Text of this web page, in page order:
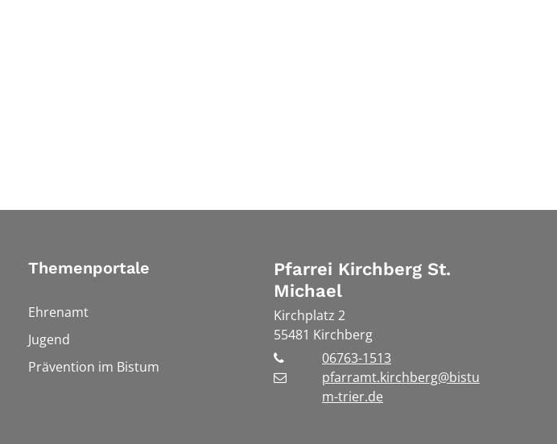
Themenportale
Ehrenamt
Jugend
Prävention im Bistum
Pfarrei Kirchberg St.
Michael
Kirchplatz 2
55481 Kirchberg
06763-1513
pfarramt.kirchberg@bistu
m-trier.de